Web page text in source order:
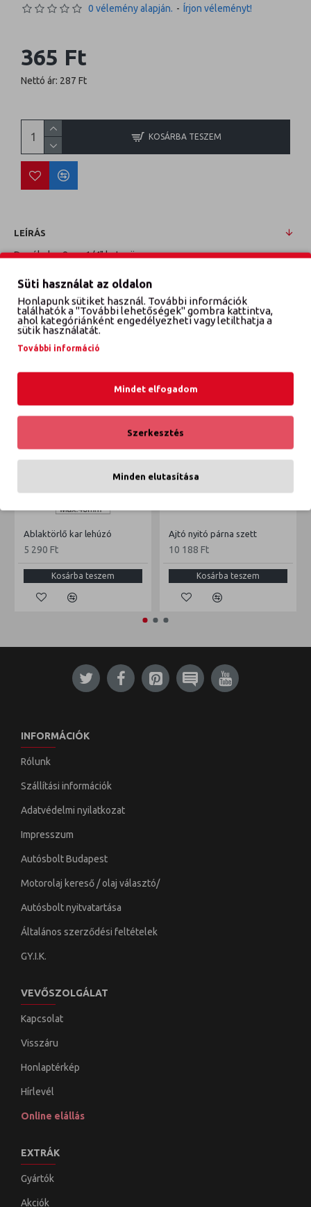
0 vélemény alapján. - Írjon véleményt!
365 Ft
Nettó ár: 287 Ft
KOSÁRBA TESZEM
LEÍRÁS
Dugókulcs 8mm 1/4" hatszög
VÉLEMÉNYEK
Ablaktörlő kar lehúzó
5 290 Ft
Kosárba teszem
Ajtó nyitó párna szett
10 188 Ft
Kosárba teszem
INFORMÁCIÓK
Rólunk
Szállítási információk
Adatvédelmi nyilatkozat
Impresszum
Autósbolt Budapest
Motorolaj kereső / olaj választó/
Autósbolt nyitvatartása
Általános szerződési feltételek
GY.I.K.
VEVŐSZOLGÁLAT
Kapcsolat
Visszáru
Honlaptérkép
Hírlevél
Online elállás
EXTRÁK
Gyártók
Akciók
Süti használat az oldalon
Honlapunk sütiket használ. További információk
találhatók a "További lehetőségek" gombra kattintva,
ahol kategóriánként engedélyezheti vagy letilthatja a
sütik használatát.
További információ
Mindet elfogadom
Szerkesztés
Minden elutasítása